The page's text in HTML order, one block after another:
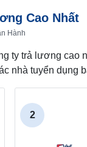
Cao Nhất
Hành
ty trả lương cao
nhà tuyển dụng
2